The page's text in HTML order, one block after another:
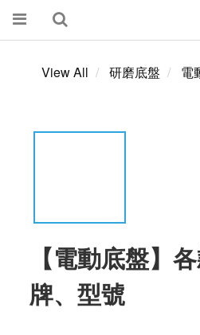
View All 研磨底盤 電
【電動底盤】
牌、型號